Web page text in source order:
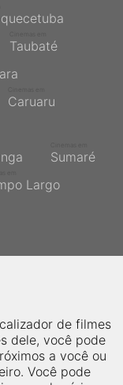
Taubaté
Caruaru
Sumaré
Largo
de filmes
dele, você pode
a você ou
Você pode